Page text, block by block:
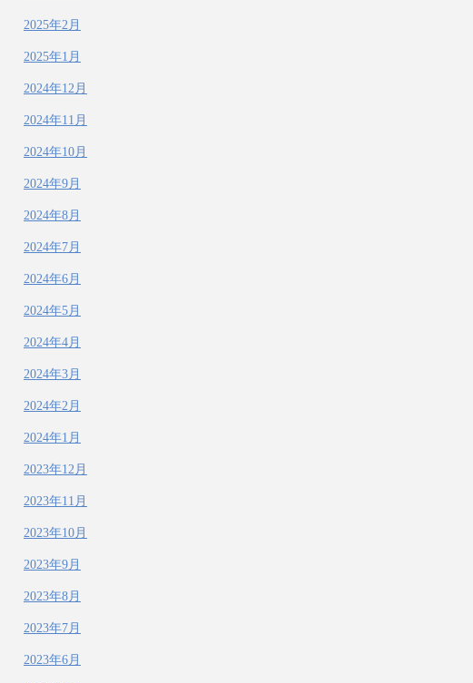
2025年2月
2025年1月
2024年12月
2024年11月
2024年10月
2024年9月
2024年8月
2024年7月
2024年6月
2024年5月
2024年4月
2024年3月
2024年2月
2024年1月
2023年12月
2023年11月
2023年10月
2023年9月
2023年8月
2023年7月
2023年6月